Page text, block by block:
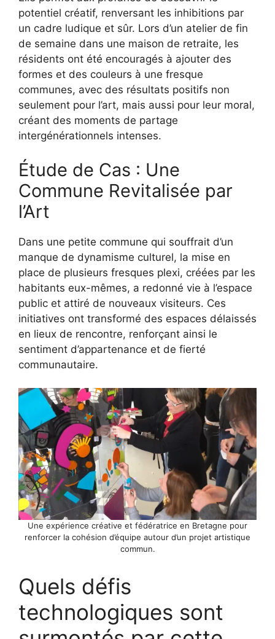
potentiel créatif, renversant les inhibitions par
un cadre ludique et sûr. Lors d’un atelier de fin
de semaine dans une maison de retraite, les
résidents ont été encouragés à ajouter des
formes et des couleurs à une fresque
communes, avec des résultats positifs non
seulement pour l’art, mais aussi pour leur moral,
créant des moments de partage
intergénérationnels intenses.
Étude de Cas : Une
Commune Revitalisée par
l’Art
Dans une petite commune qui souffrait d’un
manque de dynamisme culturel, la mise en
place de plusieurs fresques plexi, créées par les
habitants eux-mêmes, a redonné vie à l’espace
public et attiré de nouveaux visiteurs. Ces
initiatives ont transformé des espaces délaissés
en lieux de rencontre, renforçant ainsi le
sentiment d’appartenance et de fierté
communautaire.
Une expérience créative et fédératrice en Bretagne pour
renforcer la cohésion d’équipe autour d’un projet artistique
commun.
Quels défis
technologiques sont